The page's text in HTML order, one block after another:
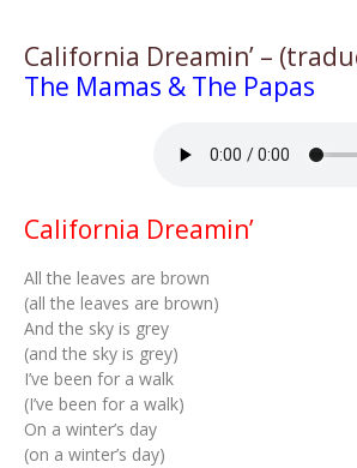
California Dreamin’ –
The Mamas & The Papas
California Dreamin’
All the leaves are brown
(all the leaves are brown)
And the sky is grey
(and the sky is grey)
I’ve been for a walk
(I’ve been for a walk)
On a winter’s day
(on a winter’s day)